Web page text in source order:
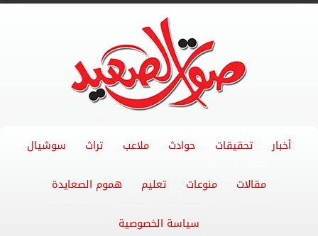
أخبار تحقيقات حوادث ملاعب تراث سوشيال
مقالات منوعات تعليم هموم الصعايدة
سياسة الخصوصية